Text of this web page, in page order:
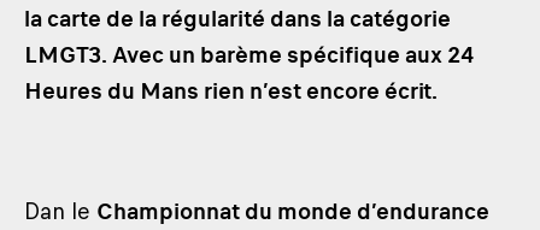
la carte de la régularité dans la catégorie
LMGT3. Avec un barème spécifique aux 24
Heures du Mans rien n’est encore écrit.
Dan le Championnat du monde d’endurance